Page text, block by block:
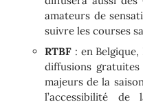
amateurs de
suivre les courses
RTBF : en
diffusions
majeurs de la
l’accessibilité